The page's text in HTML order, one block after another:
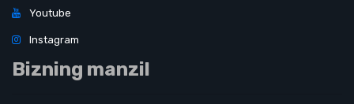
Youtube
Instagram
Bizning manzil